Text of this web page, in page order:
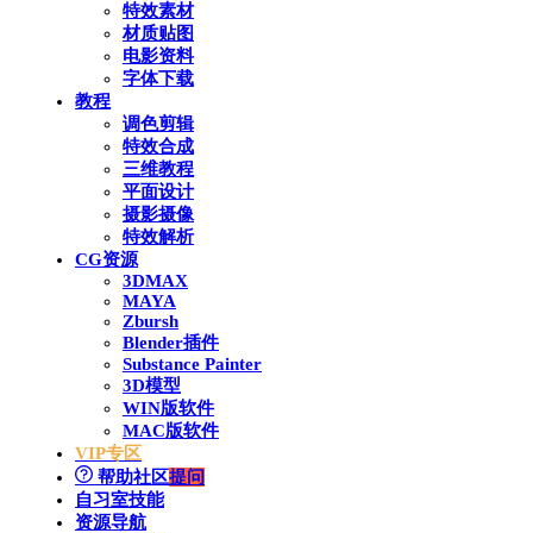
特效素材
材质贴图
电影资料
字体下载
教程
调色剪辑
特效合成
三维教程
平面设计
摄影摄像
特效解析
CG资源
3DMAX
MAYA
Zbursh
Blender插件
Substance Painter
3D模型
WIN版软件
MAC版软件
VIP专区
帮助社区提问
自习室技能
资源导航